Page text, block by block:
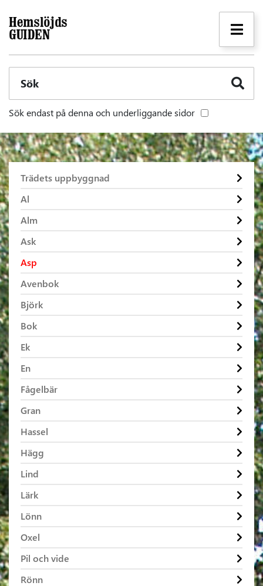
Sök
Sök endast på denna och underliggande sidor
Trädets uppbyggnad
Al
Alm
Ask
Asp
Avenbok
Björk
Bok
Ek
En
Fågelbär
Gran
Hassel
Hägg
Lind
Lärk
Lönn
Oxel
Pil och vide
Rönn